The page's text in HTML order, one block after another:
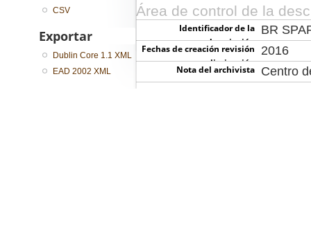
Área de control de la
Identificador de la
descripción
BR
Fechas de creación revisión
eliminación
2016
Nota del archivista Centro
CSV
Exportar
Dublin Core 1.1 XML
EAD 2002 XML